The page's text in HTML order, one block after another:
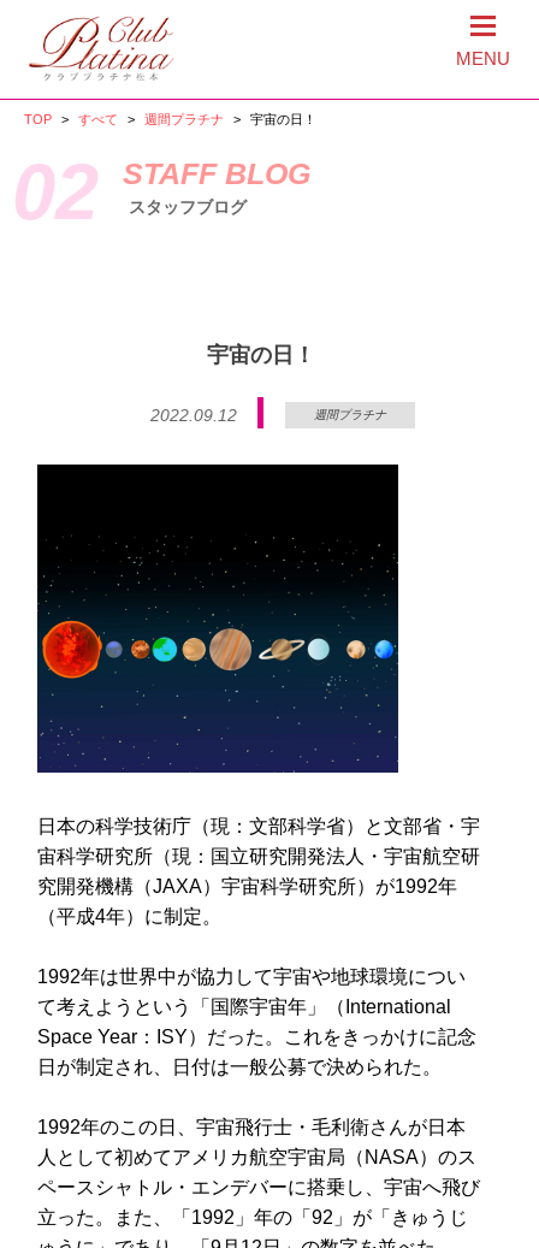
MENU
TOP > すべて > 週間プラチナ > 宇宙の日！
02 STAFF BLOG
スタッフブログ
宇宙の日！
2022.09.12 週間プラチナ
日本の科学技術庁（現：文部科学省）と文部省・宇
宙科学研究所（現：国立研究開発法人・宇宙航空研
究開発機構（JAXA）宇宙科学研究所）が1992年
（平成4年）に制定。
1992年は世界中が協力して宇宙や地球環境につい
て考えようという「国際宇宙年」（International
Space Year：ISY）だった。これをきっかけに記念
日が制定され、日付は一般公募で決められた。
1992年のこの日、宇宙飛行士・毛利衛さんが日本
人として初めてアメリカ航空宇宙局（NASA）のス
ペースシャトル・エンデバーに搭乗し、宇宙へ飛び
立った。また、「1992」年の「92」が「きゅうじ